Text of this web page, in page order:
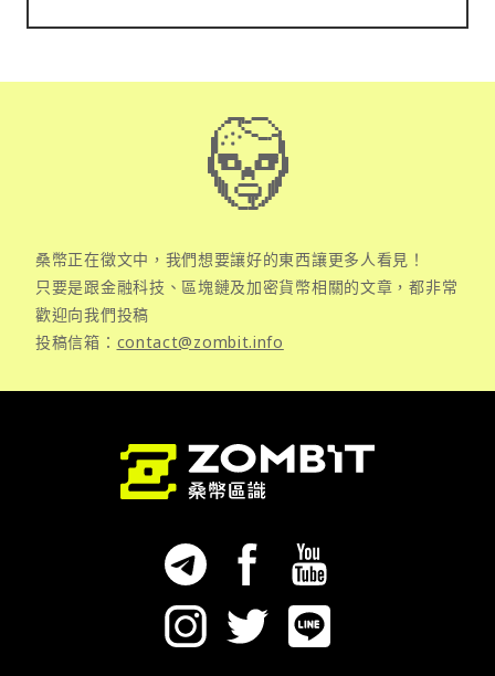
桑幣正在徵文中，我們想要讓好的東西讓更多人看見！
只要是跟金融科技、區塊鏈及加密貨幣相關的文章，都非常
歡迎向我們投稿
投稿信箱： contact@zombit.info